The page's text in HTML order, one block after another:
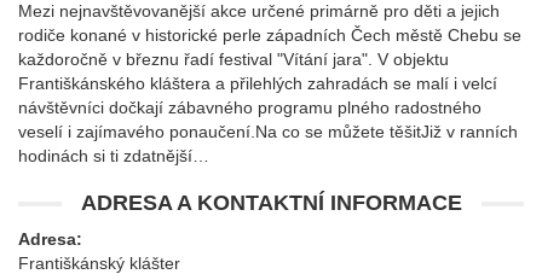
Mezi nejnavštěvovanější akce určené primárně pro děti a jejich
rodiče konané v historické perle západních Čech městě Chebu se
každoročně v březnu řadí festival "Vítání jara". V objektu
Františkánského kláštera a přilehlých zahradách se malí i velcí
návštěvníci dočkají zábavného programu plného radostného
veselí i zajímavého ponaučení.Na co se můžete těšitJiž v ranních
hodinách si ti zdatnější…
ADRESA A KONTAKTNÍ INFORMACE
Adresa:
Františkánský klášter